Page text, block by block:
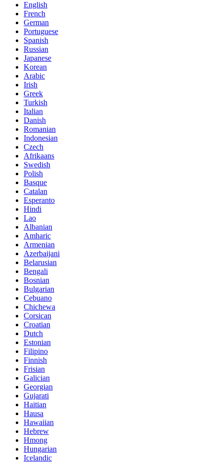
English
French
German
Portuguese
Spanish
Russian
Japanese
Korean
Arabic
Irish
Greek
Turkish
Italian
Danish
Romanian
Indonesian
Czech
Afrikaans
Swedish
Polish
Basque
Catalan
Esperanto
Hindi
Lao
Albanian
Amharic
Armenian
Azerbaijani
Belarusian
Bengali
Bosnian
Bulgarian
Cebuano
Chichewa
Corsican
Croatian
Dutch
Estonian
Filipino
Finnish
Frisian
Galician
Georgian
Gujarati
Haitian
Hausa
Hawaiian
Hebrew
Hmong
Hungarian
Icelandic